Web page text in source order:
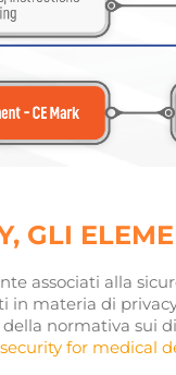
GLI
associati alla
in materia di
normativa sui
for medical